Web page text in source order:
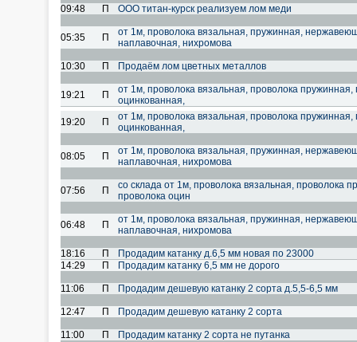
09:48 П ООО титан-курск реализуем лом меди
05:35 П
от 1м, проволока вязальная, пружинная,
наплавочная, нихромова
10:30 П Продаём лом цветных металлов
19:21 П
от 1м, проволока вязальная, проволока
оцинкованная,
19:20
П
от 1м, проволока вязальная, проволока
оцинкованная,
08:05 П
от 1м, проволока вязальная, пружинная,
наплавочная, нихромова
07:56 П
со склада от 1м, проволока вязальная, проволока
проволока оцин
06:48 П
от 1м, проволока вязальная, пружинная,
наплавочная, нихромова
18:16 П
Продадим катанку д.6,5 мм новая по 23000
14:29
П Продадим катанку 6,5 мм не дорого
11:06 П Продадим дешевую катанку 2 сорта д.5,5-6,5 мм
12:47 П Продадим дешевую катанку 2 сорта
11:00 П Продадим катанку 2 сорта не путанка